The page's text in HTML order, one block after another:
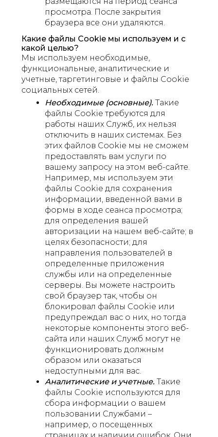
просмотра. После закрытия
браузера все они удаляются.
Какие файлы Cookie мы используем и с
какой целью?
Мы используем необходимые,
функциональные, аналитические и
учетные, таргетинговые и файлы Cookie
социальных сетей.
Необходимые (основные). Такие
файлы Cookie требуются для
работы наших Служб, их нельзя
отключить в наших системах. Без
этих файлов Cookie мы не сможем
предоставлять вам услуги по
вашему запросу на этом веб-сайте.
Например, мы используем эти
файлы Cookie для сохранения
информации, введенной вами в
формы в ходе сеанса просмотра;
для определения вашей
авторизации на нашем веб-сайте; в
целях безопасности; для
направления пользователей в
определенные приложения
службы или на определенные
серверы. Вы можете настроить
свой браузер так, чтобы он
блокировал файлы Сookie или
предупреждал вас о них, но тогда
некоторые компоненты этого веб-
сайта или наших Служб могут не
функционировать должным
образом или оказаться
недоступными для вас.
Аналитические и учетные. Такие
файлы Cookie используются для
сбора информации о вашем
пользовании Службами –
например, о посещенных